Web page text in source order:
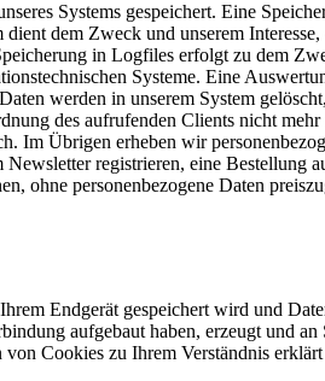
Systems gespeichert. Eine
dem Zweck und unserem
in Logfiles erfolgt zu dem
Systeme. Eine
werden in unserem System
des aufrufenden Clients nicht
Im Übrigen erheben wir
registrieren, eine Bestellung
ohne personenbezogene Daten
Endgerät gespeichert wird und
aufgebaut haben, erzeugt und an
Cookies zu Ihrem Verständnis erklärt